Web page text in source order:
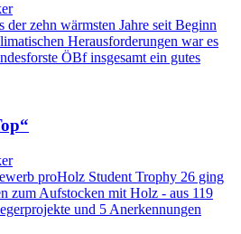
der zehn wärmsten Jahre seit Beginn
Herausforderungen war es
ÖBf insgesamt ein gutes
proHolz Student Trophy 26 ging
zum Aufstocken mit Holz - aus 119
und 5 Anerkennungen